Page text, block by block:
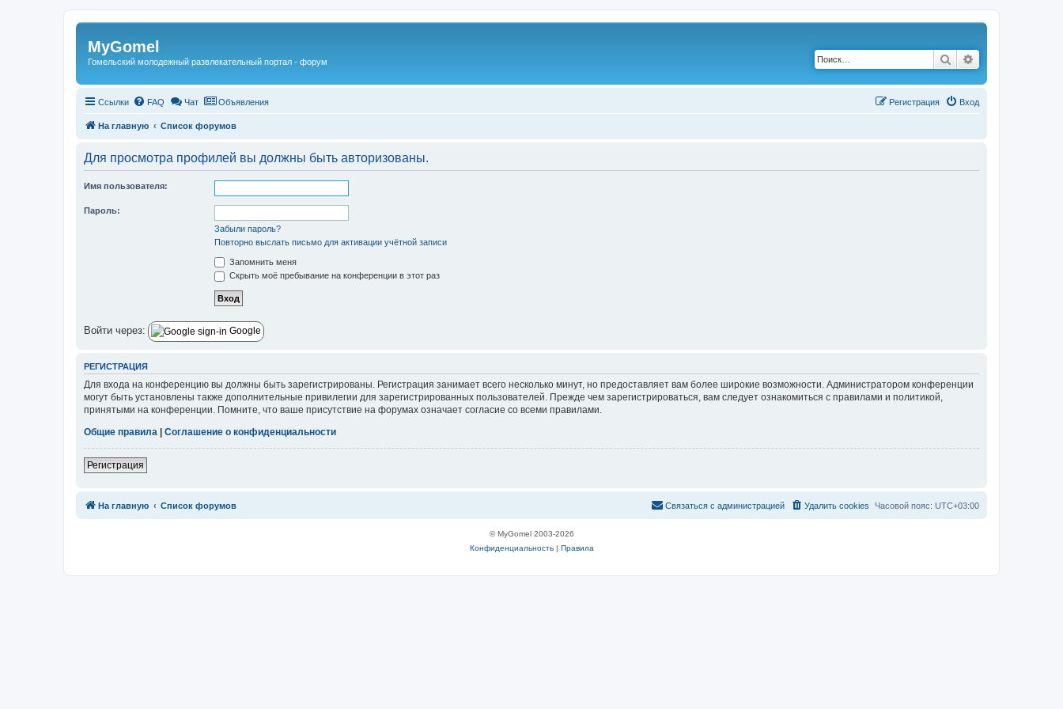
Регистрация
MyGomel
Гомельский молодежный развлекательный портал - форум Поиск
Ссылки FAQ Чат Объявления Вход
Регистрация
На главную Список форумов
Для просмотра профилей вы должны быть авторизованы.
Имя пользователя:
Пароль:
Забыли пароль?
Повторно выслать письмо для активации учётной записи
Запомнить меня
Скрыть моё пребывание на конференции в этот раз
Войти через: Google
РЕГИСТРАЦИЯ
Для входа на конференцию вы должны быть зарегистрированы. Регистрация занимает всего несколько минут, но предоставляет вам более широкие возможности. Администратором конференции
могут быть установлены также дополнительные привилегии для зарегистрированных пользователей. Прежде чем зарегистрироваться, вам следует ознакомиться с правилами и политикой,
принятыми на конференции. Помните, что ваше присутствие на форумах означает согласие со всеми правилами.
Общие правила
Соглашение о конфиденциальности
Регистрация
На главную Список форумов Часовой пояс: UTC+03:00
Удалить cookies
Связаться с
Связаться с администрацией
© MyGomel 2003-2026
Конфиденциальность| Правила